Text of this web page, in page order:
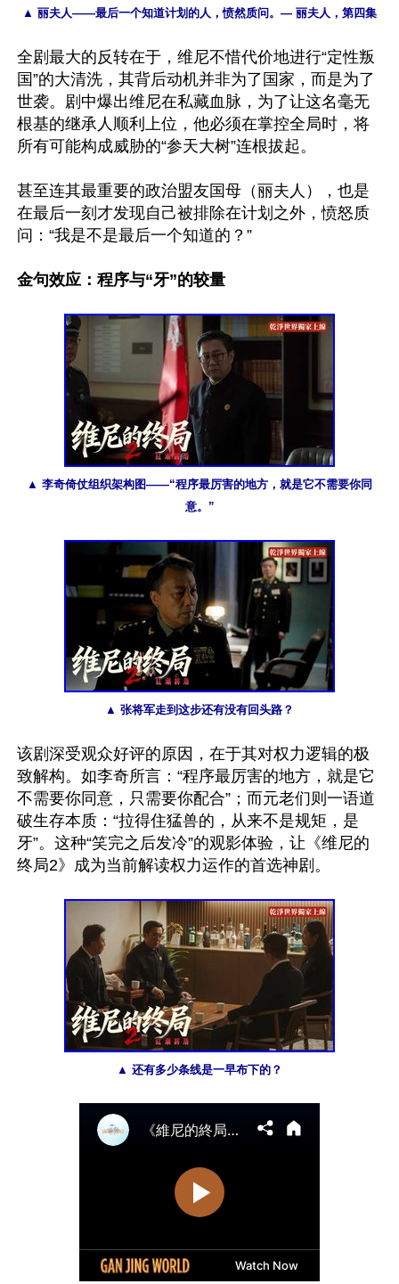
▲ 丽夫人——最后一个知道计划的人，愤然质问。— 丽夫人，第四集
全剧最大的反转在于，维尼不惜代价地进行“定性叛
国”的大清洗，其背后动机并非为了国家，而是为了
世袭。剧中爆出维尼在私藏血脉，为了让这名毫无
根基的继承人顺利上位，他必须在掌控全局时，将
所有可能构成威胁的“参天大树”连根拔起。
甚至连其最重要的政治盟友国母（丽夫人），也是
在最后一刻才发现自己被排除在计划之外，愤怒质
问：“我是不是最后一个知道的？”
金句效应：程序与“牙”的较量
▲ 李奇倚仗组织架构图——“程序最厉害的地方，就是它不需要你同
意。”
▲ 张将军走到这步还有没有回头路？
该剧深受观众好评的原因，在于其对权力逻辑的极
致解构。如李奇所言：“程序最厉害的地方，就是它
不需要你同意，只需要你配合”；而元老们则一语道
破生存本质：“拉得住猛兽的，从来不是规矩，是
牙”。这种“笑完之后发冷”的观影体验，让《维尼的
终局2》成为当前解读权力运作的首选神剧。
▲ 还有多少条线是一早布下的？